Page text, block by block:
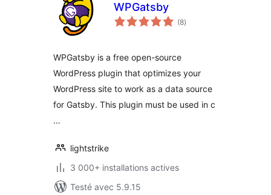
WPGatsby
(8notes
en
)
WPGatsby is a free open-source
WordPress plugin that optimizes your
WordPress site to work as a data source
for Gatsby. This plugin must be used in c
…
lightstrike
3 000+ installations actives
Testé avec 5.9.15